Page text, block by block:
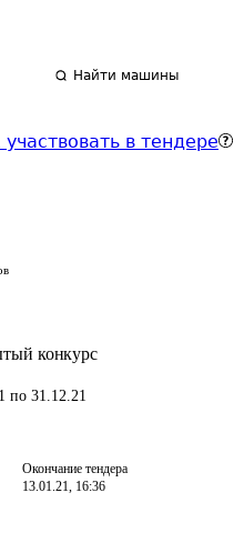
Найти машины
участвовать в тендере
конкурс
по 31.12.21
Окончание тендера
13.01.21, 16:36